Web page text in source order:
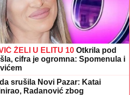
devojka (18) pretrpela
povrede: Lekari otkrili šta su
odmah da urade